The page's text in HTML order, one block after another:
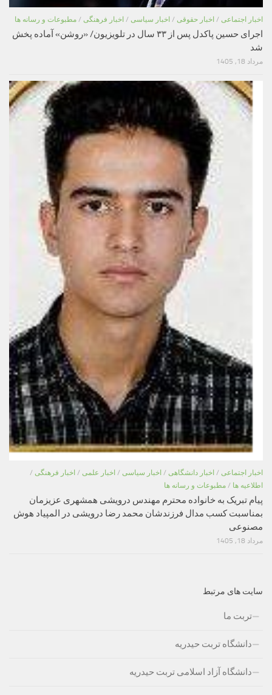
اخبار اجتماعی / اخبار حقوقی / اخبار سیاسی / اخبار فرهنگی / مطبوعات و رسانه ها
اجرای حسین پاکدل پس از ۳۳ سال در تلویزیون/ «روشن» آماده پخش
شد
مرداد 18, 1405
اخبار اجتماعی / اخبار دانشگاهی / اخبار سیاسی / اخبار علمی / اخبار فرهنگی /
اطلاعیه ها / مطبوعات و رسانه ها
پیام تبریک به خانواده محترم مهندس درویشی همشهری عزیزمان
بمناسبت کسب مدال فرزندشان محمد رضا درویشی در المپیاد هوش
مصنوعی
مرداد 18, 1405
سایت های مرتبط
تربت ما
دانشگاه تربت حیدریه
دانشگاه آزاد اسلامی تربت حیدریه